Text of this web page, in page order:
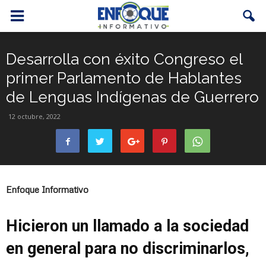
Desarrolla con éxito Congreso el
primer Parlamento de Hablantes
de Lenguas Indígenas de Guerrero
12 octubre, 2022
Enfoque Informativo
Hicieron un llamado a la sociedad
en general para no discriminarlos,